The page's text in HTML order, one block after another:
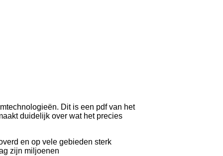
Dit is een pdf van het
duidelijk over wat het precies
en op vele gebieden sterk
zijn miljoenen